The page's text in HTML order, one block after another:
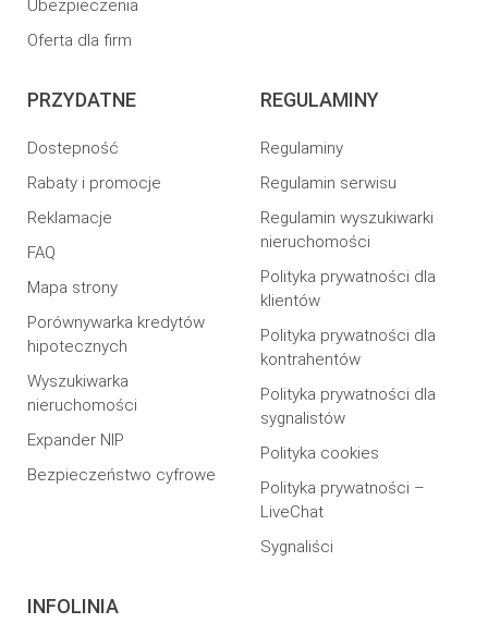
Ubezpieczenia
Oferta dla firm
PRZYDATNE
Dostepność
Rabaty i promocje
Reklamacje
FAQ
Mapa strony
Porównywarka kredytów
hipotecznych
Wyszukiwarka
nieruchomości
Expander NIP
Bezpieczeństwo cyfrowe
REGULAMINY
Regulaminy
Regulamin serwisu
Regulamin wyszukiwarki
nieruchomości
Polityka prywatności dla
klientów
Polityka prywatności dla
kontrahentów
Polityka prywatności dla
sygnalistów
Polityka cookies
Polityka prywatności –
LiveChat
Sygnaliści
INFOLINIA